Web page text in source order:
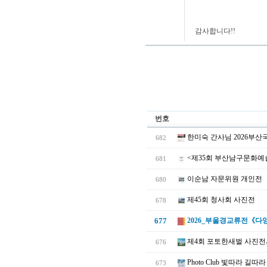
감사합니다!!
번호
682 한미숙 간사님 2026부산
681 <제35회 부산남구문화
680 이순남 자문위원 개인전
678 제45회 청사회 사진전
677 2026_부울경교류전《다
676 제4회 포토한새벌 사진
673 Photo Club 빛따라 길따